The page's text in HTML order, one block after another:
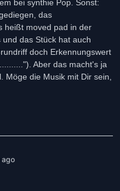
bei synthie Pop. Sonst:
das
heißt moved pad in der
das Stück hat auch
doch Erkennungswert
Aber das macht's ja
Möge die Musik mit Dir sein,
ago